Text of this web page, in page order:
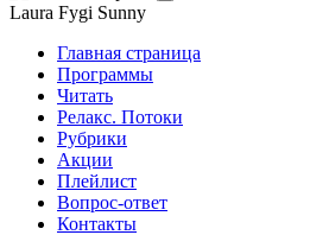
Laura Fygi Sunny
Главная страница
Программы
Читать
Релакс. Потоки
Рубрики
Акции
Плейлист
Вопрос-ответ
Контакты